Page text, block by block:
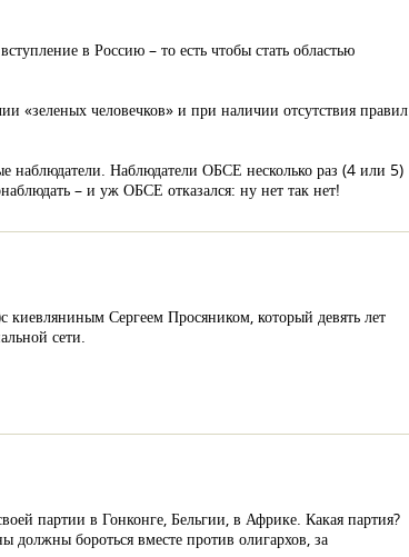
в Россию – то есть чтобы стать областью
«зеленых человечков» и при наличии отсутствия правил
наблюдатели. Наблюдатели ОБСЕ несколько раз (4 или 5)
– и уж ОБСЕ отказался: ну нет так нет!
киевляниным Сергеем Просяником, который девять лет
сети.
партии в Гонконге, Бельгии, в Африке. Какая партия?
бороться вместе против олигархов, за